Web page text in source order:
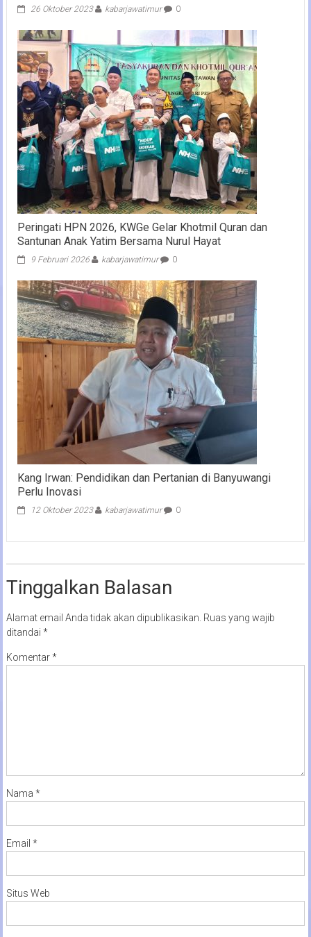
26 Oktober 2023 kabarjawatimur 0
Peringati HPN 2026, KWGe Gelar Khotmil Quran dan
Santunan Anak Yatim Bersama Nurul Hayat
9 Februari 2026 kabarjawatimur 0
Kang Irwan: Pendidikan dan Pertanian di Banyuwangi
Perlu Inovasi
12 Oktober 2023 kabarjawatimur 0
Tinggalkan Balasan
Alamat email Anda tidak akan dipublikasikan. Ruas yang wajib
ditandai *
Komentar*
Nama *
Email *
Situs Web